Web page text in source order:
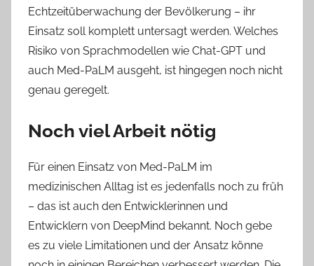
Echtzeitüberwachung der Bevölkerung – ihr
Einsatz soll komplett untersagt werden. Welches
Risiko von Sprachmodellen wie Chat-GPT und
auch Med-PaLM ausgeht, ist hingegen noch nicht
genau geregelt.
Noch viel Arbeit nötig
Für einen Einsatz von Med-PaLM im
medizinischen Alltag ist es jedenfalls noch zu früh
– das ist auch den Entwicklerinnen und
Entwicklern von DeepMind bekannt. Noch gebe
es zu viele Limitationen und der Ansatz könne